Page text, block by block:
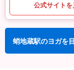
公式サイトを
蛸地蔵駅のヨガを